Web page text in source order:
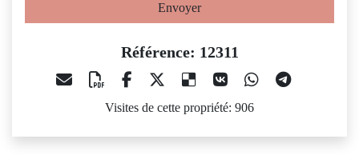
Envoyer
Référence: 12311
Visites de cette propriété: 906